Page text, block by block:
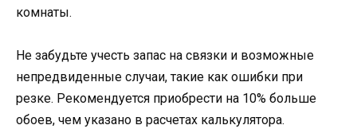
комнаты.
Не забудьте учесть запас на связки и возможные
непредвиденные случаи, такие как ошибки при
резке. Рекомендуется приобрести на 10% больше
обоев, чем указано в расчетах калькулятора.